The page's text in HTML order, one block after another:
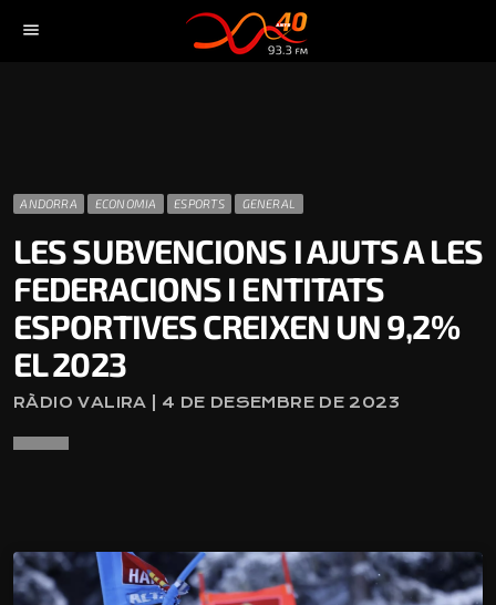
menu
ANDORRA ECONOMIA ESPORTS GENERAL
LES SUBVENCIONS I AJUTS A LES
FEDERACIONS I ENTITATS
ESPORTIVES CREIXEN UN 9,2%
EL 2023
RÀDIO VALIRA | 4 DE DESEMBRE DE 2023